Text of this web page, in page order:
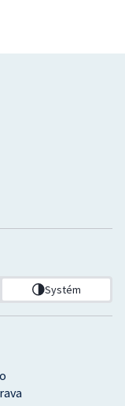
Systém